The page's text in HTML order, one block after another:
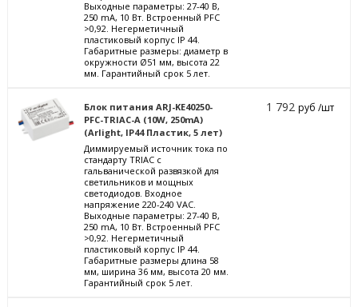
Выходные параметры: 27-40 В,
250 mА, 10 Вт. Встроенный PFC
>0,92. Негерметичный
пластиковый корпус IP 44.
Габаритные размеры: диаметр в
окружности Ø51 мм, высота 22
мм. Гарантийный срок 5 лет.
Блок питания ARJ-KE40250-
PFC-TRIAC-A (10W, 250mA)
(Arlight, IP44 Пластик, 5 лет)
Диммируемый источник тока по
стандарту TRIAC с
гальванической развязкой для
светильников и мощных
светодиодов. Входное
напряжение 220-240 VAC.
Выходные параметры: 27-40 В,
250 mА, 10 Вт. Встроенный PFC
>0,92. Негерметичный
пластиковый корпус IP 44.
Габаритные размеры длина 58
мм, ширина 36 мм, высота 20 мм.
Гарантийный срок 5 лет.
1 792руб /шт